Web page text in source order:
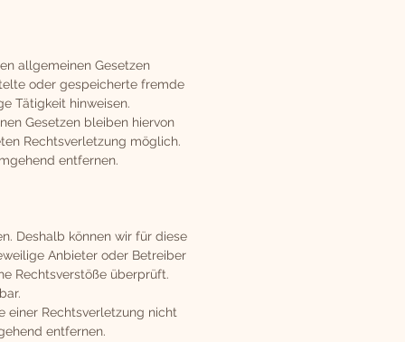
allgemeinen Gesetzen
oder gespeicherte fremde
Tätigkeit hinweisen.
Gesetzen bleiben hiervon
Rechtsverletzung möglich.
entfernen.
Deshalb können wir für diese
Anbieter oder Betreiber
Rechtsverstöße überprüft.
einer Rechtsverletzung nicht
entfernen.